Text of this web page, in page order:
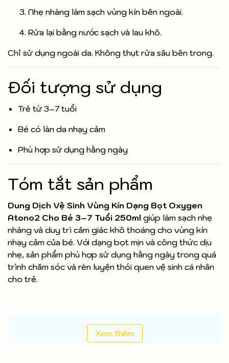
Nhẹ nhàng làm sạch vùng kín bên ngoài.
Rửa lại bằng nước sạch và lau khô.
Chỉ sử dụng ngoài da. Không thụt rửa sâu bên trong.
Đối tượng sử dụng
Trẻ từ 3–7 tuổi
Bé có làn da nhạy cảm
Phù hợp sử dụng hằng ngày
Tóm tắt sản phẩm
Dung Dịch Vệ Sinh Vùng Kín Dạng Bọt Oxygen
Atono2 Cho Bé 3–7 Tuổi 250ml giúp làm sạch nhẹ
nhàng và duy trì cảm giác khô thoáng cho vùng kín
nhạy cảm của bé. Với dạng bọt mịn và công thức dịu
nhẹ, sản phẩm phù hợp sử dụng hằng ngày trong quá
trình chăm sóc và rèn luyện thói quen vệ sinh cá nhân
cho trẻ.
Xem thêm